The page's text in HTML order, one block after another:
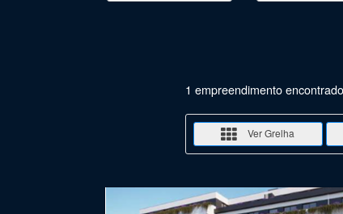
1 empreendimento encontrado
Ver Grelha